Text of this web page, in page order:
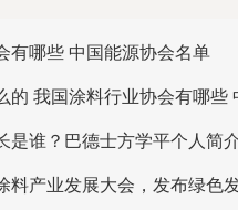
有哪些 中国能源协会名单
是谁？巴德士方学平个人简